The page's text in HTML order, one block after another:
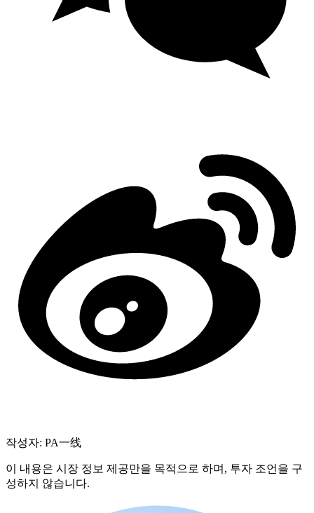
작성자: PA一线
이 내용은 시장 정보 제공만을 목적으로 하며, 투자 조언을 구
성하지 않습니다.